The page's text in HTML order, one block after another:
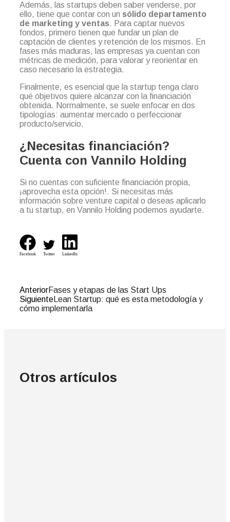
Además, las startups deben saber venderse, por
ello, tiene que contar con un sólido departamento
de marketing y ventas. Para captar nuevos
fondos, primero tienen que fundar un plan de
captación de clientes y retención de los mismos. En
fases más maduras, las empresas ya cuentan con
métricas de medición, para valorar y reorientar en
caso necesario la estrategia.
Finalmente, es esencial que la startup tenga claro
qué objetivos quiere alcanzar con la financiación
obtenida. Normalmente, se suele enfocar en dos
tipologías: aumentar mercado o perfeccionar
producto/servicio.
¿Necesitas financiación?
Cuenta con Vannilo Holding
Si no cuentas con suficiente financiación propia,
¡aprovecha esta opción!. Si necesitas más
información sobre venture capital o deseas aplicarlo
a tu startup, en Vannilo Holding podemos ayudarte.
Facebook Twitter LinkedIn
AnteriorFases y etapas de las Start Ups
Siguiente Lean Startup: qué es esta metodología y
cómo implementarla
Otros artículos